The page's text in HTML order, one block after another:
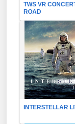
TWS VR
ROAD
INTERSTELLAR